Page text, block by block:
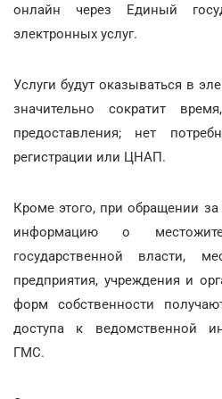
онлайн через Единый
электронных услуг.
Услуги будут оказываться в
значительно сократит
предоставления; нет
регистрации или ЦНАП.
Кроме этого, при обращении за
информацию о
государственной власти,
предприятия, учреждения и
форм собственности
доступа к ведомственной
ГМС.